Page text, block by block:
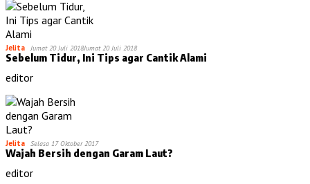
Jelita Jumat 20 Juli 2018Jumat 20 Juli 2018
Sebelum Tidur, Ini Tips agar Cantik Alami
editor
Jelita Selasa 17 Oktober 2017
Wajah Bersih dengan Garam Laut?
editor